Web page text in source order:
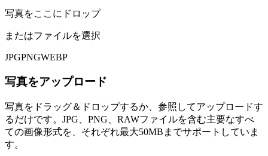
写真をここにドロップ
またはファイルを選択
JPGPNGWEBP
写真をアップロード
写真をドラッグ＆ドロップするか、参照してアップロードす
るだけです。JPG、PNG、RAWファイルを含む主要なすべ
ての画像形式を、それぞれ最大50MBまでサポートしていま
す。